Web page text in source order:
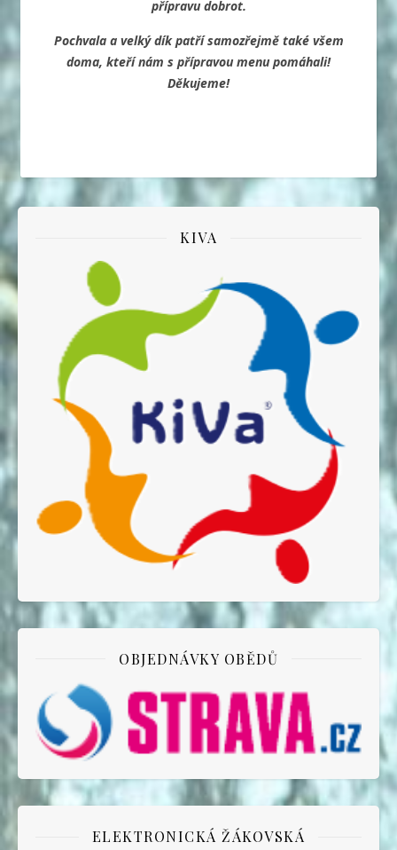
přípravu dobrot.
Pochvala a velký dík patří samozřejmě také všem
doma, kteří nám s přípravou menu pomáhali!
Děkujeme!
KIVA
OBJEDNÁVKY OBĚDŮ
ELEKTRONICKÁ ŽÁKOVSKÁ